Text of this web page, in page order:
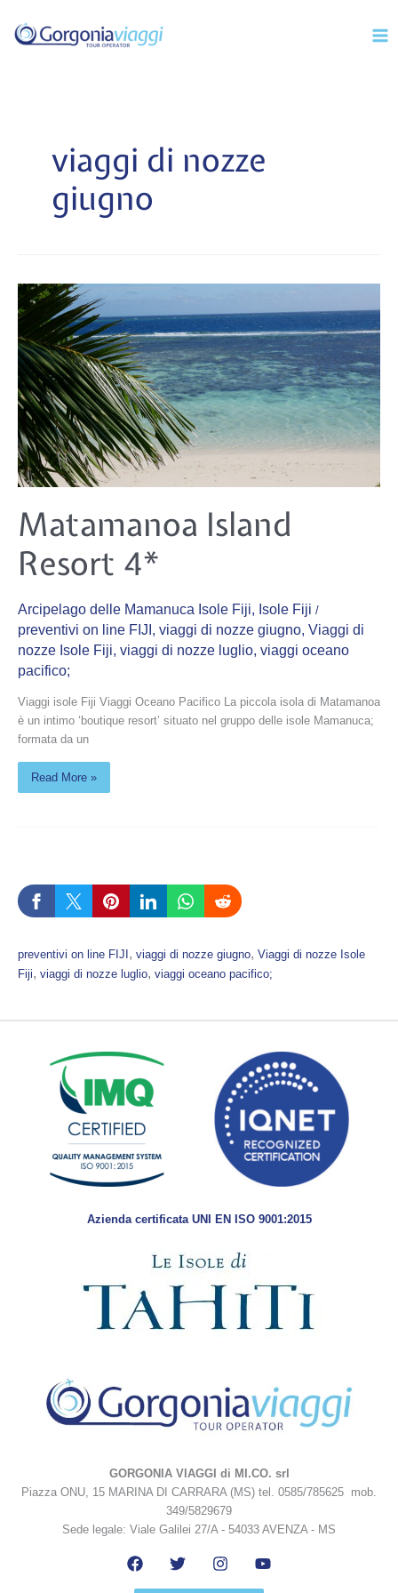
contenuto
viaggi di nozze
giugno
Matamanoa Island
Resort 4*
Arcipelago delle Mamanuca Isole Fiji, Isole Fiji /
preventivi on line FIJI , viaggi di nozze giugno, Viaggi di
nozze Isole Fiji, viaggi di nozze luglio, viaggi oceano
pacifico;
Viaggi isole Fiji Viaggi Oceano Pacifico La piccola isola di Matamanoa
è un intimo ‘boutique resort’ situato nel gruppo delle isole Mamanuca;
formata da un
Matamanoa
Island
Resort
4*
Read More »
preventivi on line FIJI , viaggi di nozze giugno, Viaggi di nozze Isole
Fiji, viaggi di nozze luglio, viaggi oceano pacifico;
Azienda certificata UNI EN ISO 9001:2015
GORGONIA VIAGGI di MI.CO. srl
Piazza ONU, 15 MARINA DI CARRARA (MS) tel. 0585/785625 mob.
349/5829679
Sede legale: Viale Galilei 27/A - 54033 AVENZA - MS